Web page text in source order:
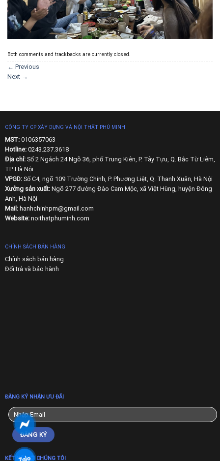
Both comments and trackbacks are currently closed.
← Previous
Next →
CÔNG TY CP XÂY DỰNG VÀ NỘI THẤT PHÚ MINH
MST: 0106357063
Hotline:0243.237.3618
Địa chỉ:Số 2 Ngách 24 Ngõ 36, phố Trung Kiên, P. Tây Tựu, Q. Bắc Từ Liêm,
TP. Hà Nội
VPGD:Số C4, ngõ 109 Trường Chinh, P. Phương Liệt, Q. Thanh Xuân, Hà Nội
Xưởng sản xuất:Ngõ 277 đường Đào Cam Mộc, xã Việt Hùng, huyện Đông
Anh, Hà Nội
Mail: hanhchinhpm@gmail.com
Website:noithatphuminh.com
CHÍNH SÁCH BÁN HÀNG
Chính sách bán hàng
Đổi trả và bảo hành
ĐĂNG KÝ NHẬN ƯU ĐÃI
KẾT NỐI VỚI CHÚNG TÔI